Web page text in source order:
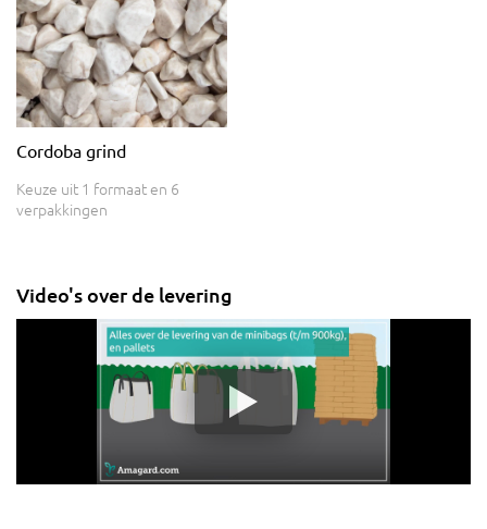
Cordoba grind
Keuze uit 1 formaat en 6
verpakkingen
Video's over de levering